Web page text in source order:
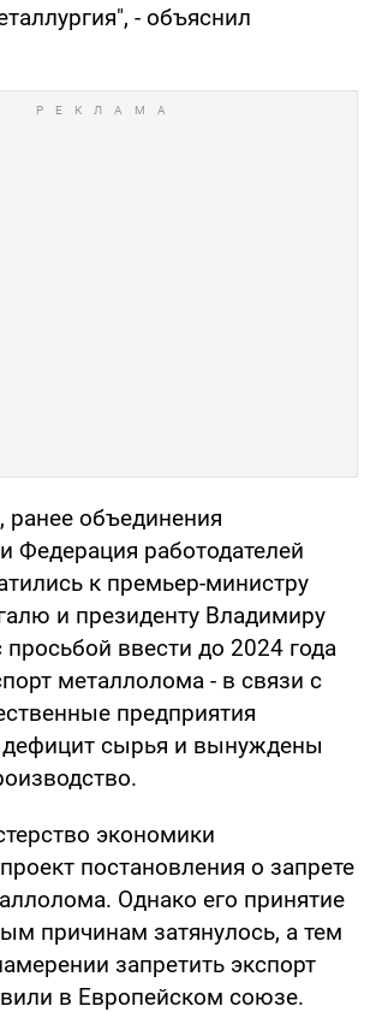
- объяснил
ранее объединения
Федерация работодателей
к премьер-министру
и президенту Владимиру
ввести до 2024 года
металлолома - в связи с
предприятия
сырья и вынуждены
экономики
постановления о запрете
Однако его принятие
причинам затянулось, а тем
запретить экспорт
в Европейском союзе.